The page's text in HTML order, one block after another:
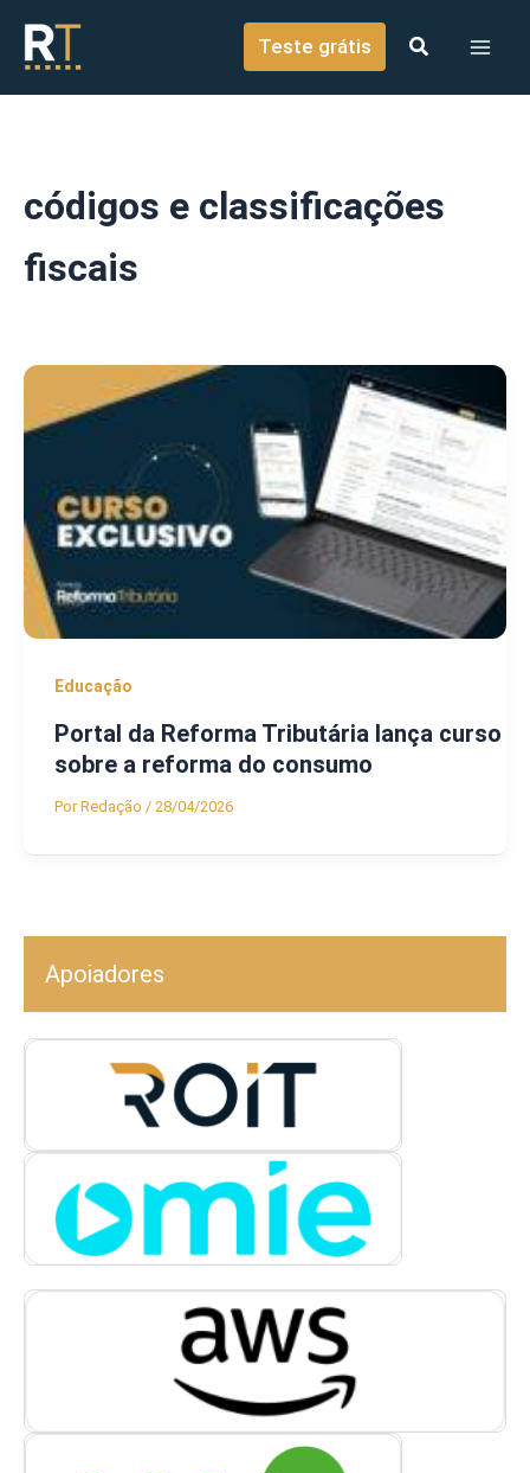
conteúdo
Teste grátis
códigos e classificações
fiscais
Educação
Portal da Reforma Tributária lança curso
sobre a reforma do consumo
PorRedação / 28/04/2026
Apoiadores